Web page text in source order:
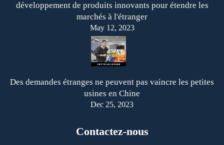
développement de produits innovants pour étendre les
marchés à l'étranger
May 12, 2023
Des demandes étranges ne peuvent pas vaincre les petites
usines en Chine
Dec 25, 2023
Contactez-nous